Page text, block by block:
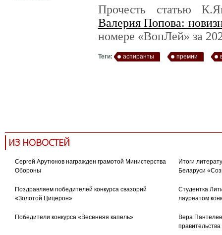
Прочесть статью
Валерия Попова:
номере «ВопЛей» за
Теги: аспиранты премии
ИЗ НОВОСТЕЙ
Сергей Арутюнов награжден грамотой Министерства
Обороны
Итоги
Беларуси
Поздравляем победителей конкурса свазорий
«Золотой Цицерон»
Студентка
лауреатом
Победители конкурса «Весенняя капель»
Вера